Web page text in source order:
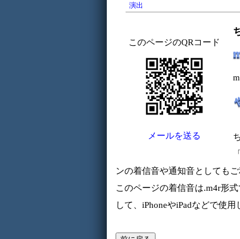
演出
このページのQRコード
メールを送る
ンの着信音や通知音としてもご
このページの着信音は.m4r形
して、iPhoneやiPadなどで使用